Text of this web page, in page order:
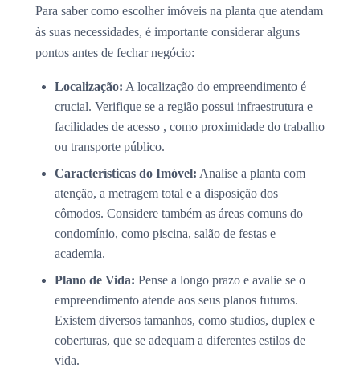
Para saber como escolher imóveis na planta que atendam
às suas necessidades, é importante considerar alguns
pontos antes de fechar negócio:
Localização: A localização do empreendimento é
crucial. Verifique se a região possui infraestrutura e
facilidades de acesso , como proximidade do trabalho
ou transporte público.
Características do Imóvel: Analise a planta com
atenção, a metragem total e a disposição dos
cômodos. Considere também as áreas comuns do
condomínio, como piscina, salão de festas e
academia.
Plano de Vida: Pense a longo prazo e avalie se o
empreendimento atende aos seus planos futuros.
Existem diversos tamanhos, como studios, duplex e
coberturas, que se adequam a diferentes estilos de
vida.